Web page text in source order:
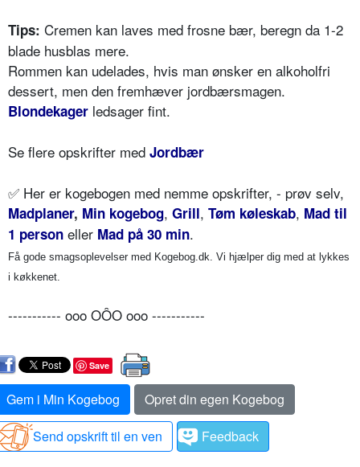
Tips: Cremen kan laves med frosne bær, beregn da 1-2
blade husblas mere.
Rommen kan udelades, hvis man ønsker en alkoholfri
dessert, men den fremhæver jordbærsmagen.
Blondekager ledsager fint.
Se flere opskrifter med Jordbær
✅ Her er kogebogen med nemme opskrifter, - prøv selv,
Madplaner, Min kogebog, Grill, Tøm køleskab, Mad til
1 person eller Mad på 30 min.
Få gode smagsoplevelser med Kogebog.dk. Vi hjælper dig med at lykkes
i køkkenet.
----------- ooo OÔO ooo -----------
Save
Gem i Min Kogebog
Opret din egen Kogebog
Send opskrift til en ven
Feedback